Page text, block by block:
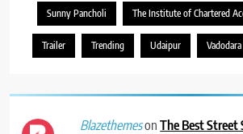
Sunny Pancholi The Institute of Chartered
Trailer Trending Udaipur Vadodara
BlazethemesonThe Best Street